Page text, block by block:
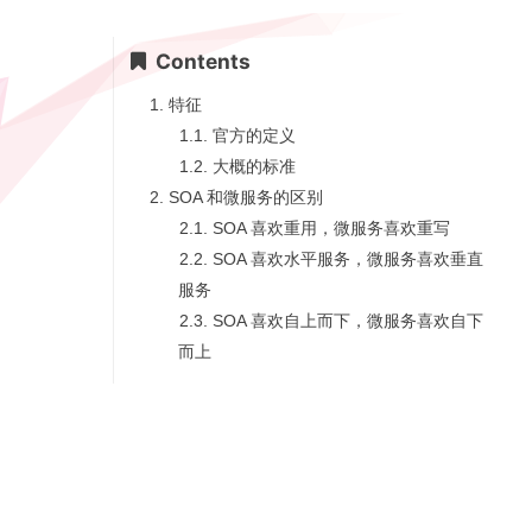
Contents
1.
特征
1.1.
官方的定义
1.2.
大概的标准
2.
SOA 和微服务的区别
2.1.
SOA 喜欢重用，微服务喜欢重写
2.2.
SOA 喜欢水平服务，微服务喜欢垂直
服务
2.3.
SOA 喜欢自上而下，微服务喜欢自下
而上